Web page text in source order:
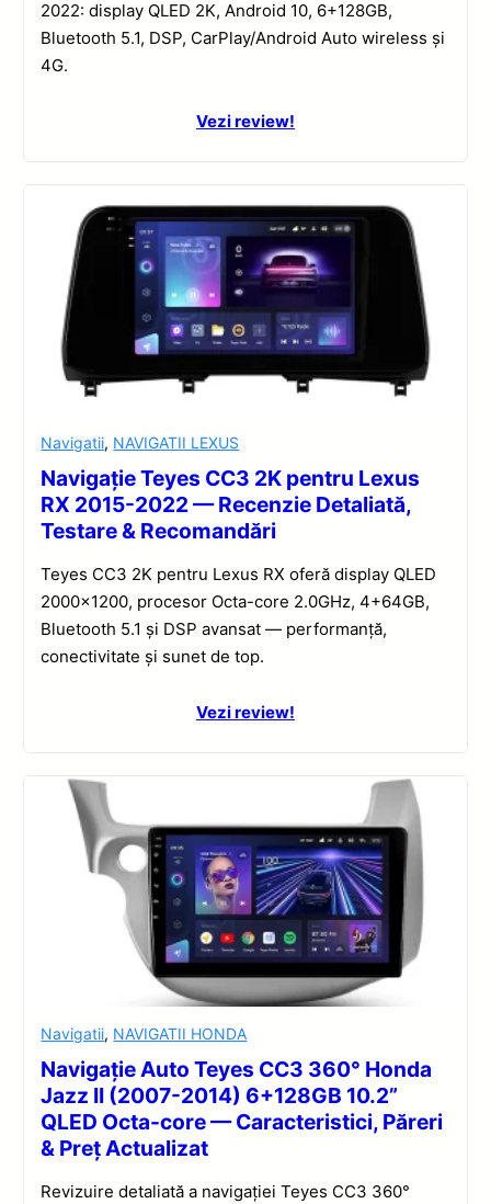
2022: display QLED 2K, Android 10, 6+128GB,
Bluetooth 5.1, DSP, CarPlay/Android Auto wireless și
4G.
Vezi review!
Navigatii, NAVIGATII LEXUS
Navigație Teyes CC3 2K pentru Lexus
RX 2015-2022 — Recenzie Detaliată,
Testare & Recomandări
Teyes CC3 2K pentru Lexus RX oferă display QLED
2000×1200, procesor Octa-core 2.0GHz, 4+64GB,
Bluetooth 5.1 și DSP avansat — performanță,
conectivitate și sunet de top.
Vezi review!
Navigatii, NAVIGATII HONDA
Navigație Auto Teyes CC3 360° Honda
Jazz II (2007-2014) 6+128GB 10.2”
QLED Octa-core — Caracteristici, Păreri
& Preț Actualizat
Revizuire detaliată a navigației Teyes CC3 360°